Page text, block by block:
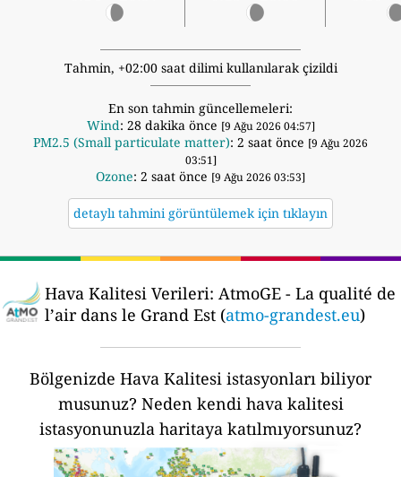
Tahmin, +02:00 saat dilimi kullanılarak çizildi
En son tahmin güncellemeleri:
Wind: 28 dakika önce [9 Ağu 2026 04:57]
PM2.5 (Small particulate matter): 2 saat önce [9 Ağu 2026
03:51]
Ozone: 2 saat önce [9 Ağu 2026 03:53]
detaylı tahmini görüntülemek için tıklayın
Hava Kalitesi Verileri: AtmoGE - La qualité de
l’air dans le Grand Est (atmo-grandest.eu)
Bölgenizde Hava Kalitesi istasyonları biliyor
musunuz? Neden kendi hava kalitesi
istasyonunuzla haritaya katılmıyorsunuz?